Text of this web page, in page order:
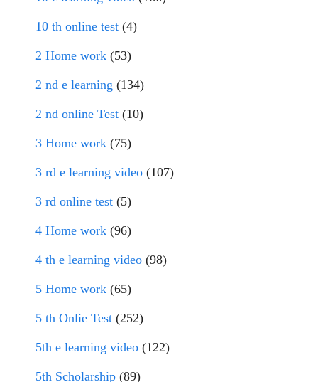
10 th online test (4)
2 Home work (53)
2 nd e learning (134)
2 nd online Test (10)
3 Home work (75)
3 rd e learning video (107)
3 rd online test (5)
4 Home work (96)
4 th e learning video (98)
5 Home work (65)
5 th Onlie Test (252)
5th e learning video (122)
5th Scholarship (89)